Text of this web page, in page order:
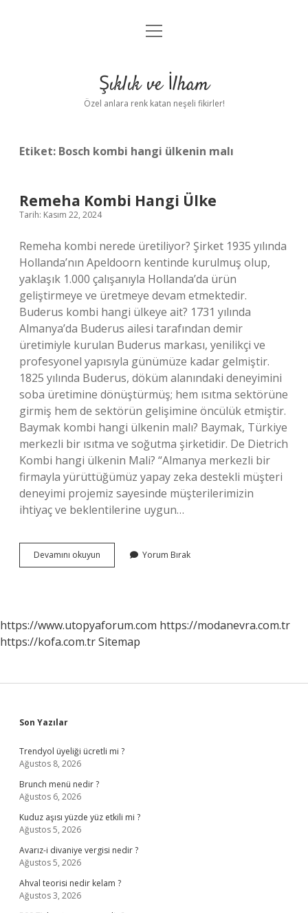
Anasayfa
Yasal Uyarı
menüyü
Şıklık ve İlham
Özel anlara renk katan neşeli fikirler!
Etiket: Bosch kombi hangi ülkenin malı
Remeha Kombi Hangi Ülke
Tarih: Kasım 22, 2024
Remeha kombi nerede üretiliyor? Şirket 1935 yılında
Hollanda’nın Apeldoorn kentinde kurulmuş olup,
yaklaşık 1.000 çalışanıyla Hollanda’da ürün
geliştirmeye ve üretmeye devam etmektedir.
Buderus kombi hangi ülkeye ait? 1731 yılında
Almanya’da Buderus ailesi tarafından demir
üretimiyle kurulan Buderus markası, yenilikçi ve
profesyonel yapısıyla günümüze kadar gelmiştir.
1825 yılında Buderus, döküm alanındaki deneyimini
soba üretimine dönüştürmüş; hem ısıtma sektörüne
girmiş hem de sektörün gelişimine öncülük etmiştir.
Baymak kombi hangi ülkenin malı? Baymak, Türkiye
merkezli bir ısıtma ve soğutma şirketidir. De Dietrich
Kombi hangi ülkenin Mali? “Almanya merkezli bir
firmayla yürüttüğümüz yapay zeka destekli müşteri
deneyimi projemiz sayesinde müşterilerimizin
ihtiyaç ve beklentilerine uygun…
Devamını okuyun Remeha
Kombi
Yorum Bırak
https://www.utopyaforum.com https://modanevra.com.tr
https://kofa.com.trSitemap
Sidebar
Son Yazılar
Trendyol üyeliği ücretli mi ?
Ağustos 8, 2026
Brunch menü nedir ?
Ağustos 6, 2026
Kuduz aşısı yüzde yüz etkili mi ?
Ağustos 5, 2026
Avarız-i divaniye vergisi nedir ?
Ağustos 5, 2026
Ahval teorisi nedir kelam ?
Ağustos 3, 2026